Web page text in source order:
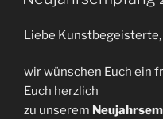
Liebe Kunstbegeisterte,
wir wünschen Euch ein
Euch herzlich
zu unserem